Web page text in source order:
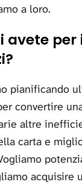
a loro.
avete per
pianificando
convertire
altre
carta e
acquisire